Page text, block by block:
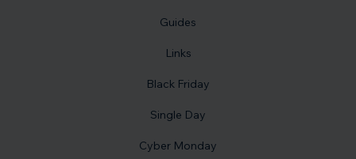
Guides
Links
Black Friday
Single Day
Cyber Monday